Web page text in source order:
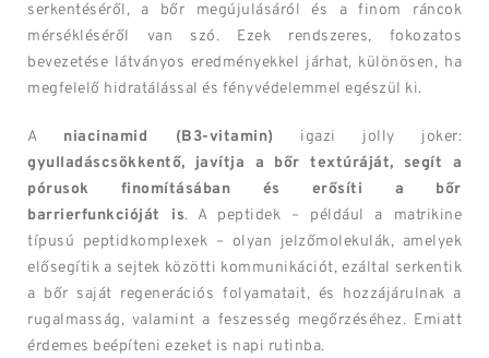
serkentéséről, a bőr megújulásáról és a finom ráncok
mérsékléséről van szó. Ezek rendszeres, fokozatos
bevezetése látványos eredményekkel járhat, különösen, ha
megfelelő hidratálással és fényvédelemmel egészül ki.
A niacinamid (B3-vitamin) igazi jolly joker:
gyulladáscsökkentő, javítja a bőr textúráját, segít a
pórusok finomításában és erősíti a bőr
barrierfunkcióját is. A peptidek – például a matrikine
típusú peptidkomplexek – olyan jelzőmolekulák, amelyek
elősegítik a sejtek közötti kommunikációt, ezáltal serkentik
a bőr saját regenerációs folyamatait, és hozzájárulnak a
rugalmasság, valamint a feszesség megőrzéséhez. Emiatt
érdemes beépíteni ezeket is napi rutinba.